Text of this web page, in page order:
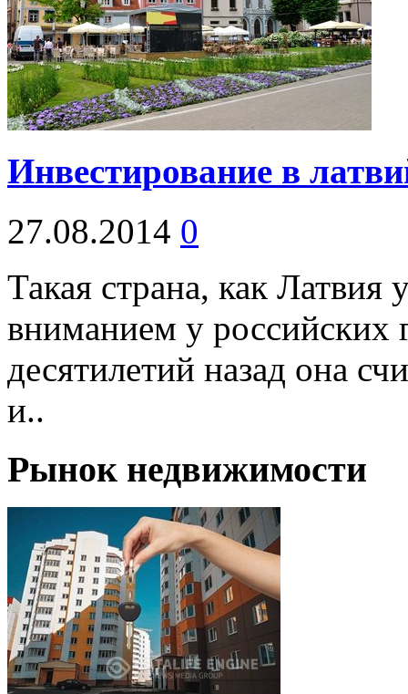
Инвестирование в
27.08.2014 0
Такая страна, как Латвия
вниманием у российских
десятилетий назад она
и..
Рынок недвижимости